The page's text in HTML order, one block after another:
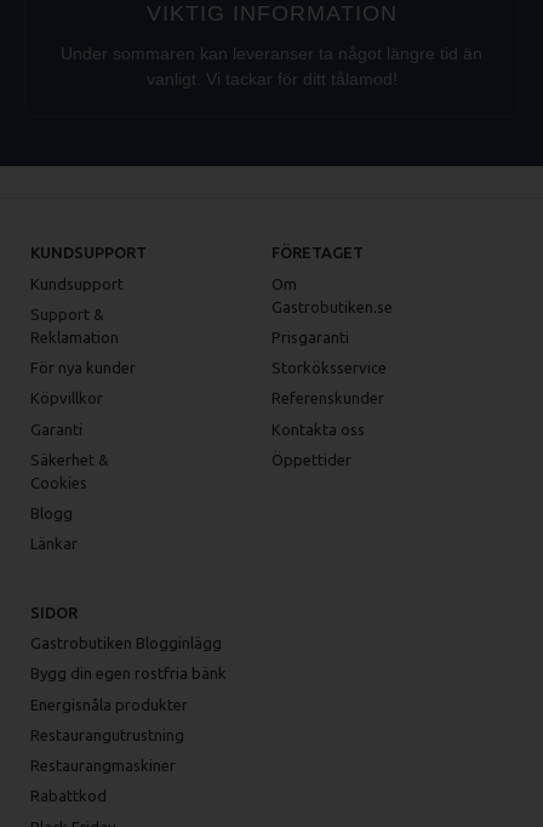
VIKTIG INFORMATION
Under sommaren kan leveranser ta något längre tid än
vanligt. Vi tackar för ditt tålamod!
KUNDSUPPORT
Kundsupport
Support &
Reklamation
För nya kunder
Köpvillkor
Garanti
Säkerhet &
Cookies
Blogg
Länkar
FÖRETAGET
Om
Gastrobutiken.se
Prisgaranti
Storköksservice
Referenskunder
Kontakta oss
Öppettider
SIDOR
Gastrobutiken Blogginlägg
Bygg din egen rostfria bänk
Energisnåla produkter
Restaurangutrustning
Restaurangmaskiner
Rabattkod